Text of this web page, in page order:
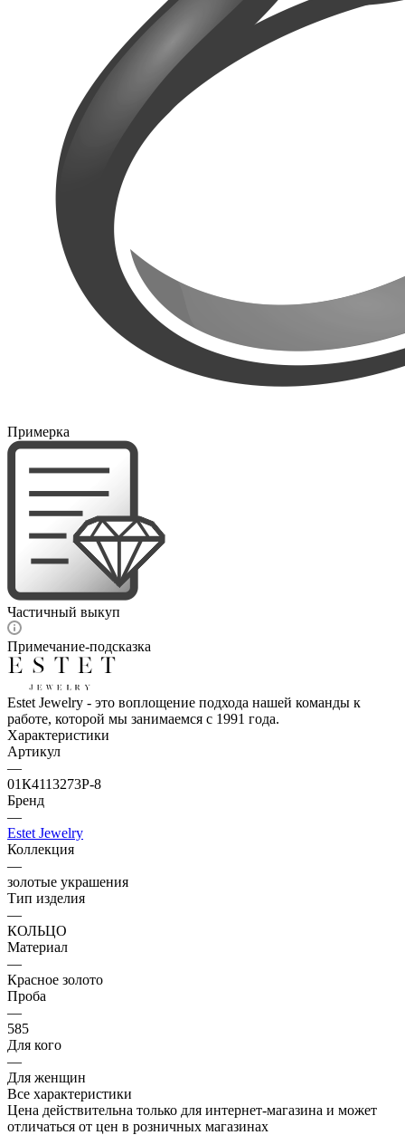
Примерка
Частичный выкуп
Примечание-подсказка
Estet Jewelry - это воплощение подхода нашей команды к
работе, которой мы занимаемся с 1991 года.
Характеристики
Артикул
—
01К4113273Р-8
Бренд
—
Estet Jewelry
Коллекция
—
золотые украшения
Тип изделия
—
КОЛЬЦО
Материал
—
Красное золото
Проба
—
585
Для кого
—
Для женщин
Все характеристики
Цена действительна только для интернет-магазина и может
отличаться от цен в розничных магазинах